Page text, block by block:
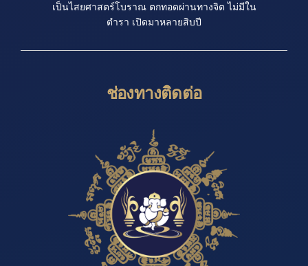
เป็นไสยศาสตร์โบราณ ตกทอดผ่านทางจิต ไม่มีใน
ตำรา เปิดมาหลายสิบปี
ช่องทางติดต่อ